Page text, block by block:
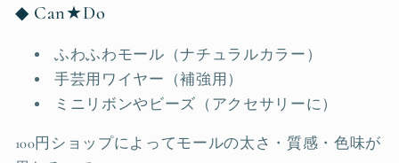
◆ Can★Do
ふわふわモール（ナチュラルカラー）
手芸用ワイヤー（補強用）
ミニリボンやビーズ（アクセサリーに）
100円ショップによってモールの太さ・質感・色味が